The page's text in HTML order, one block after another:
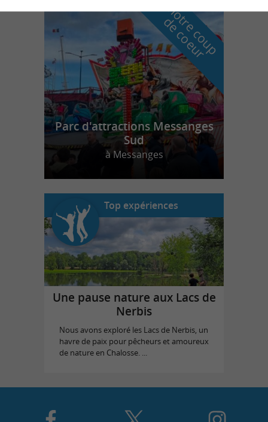
n
o
t
r
e
c
o
u
p
d
e
c
o
e
u
r
Parc d'attractions Messanges
Sud
à Messanges
Top expériences
Une pause nature aux Lacs de
Nerbis
Nous avons exploré les Lacs de Nerbis, un
havre de paix pour pêcheurs et amoureux
de nature en Chalosse. ...